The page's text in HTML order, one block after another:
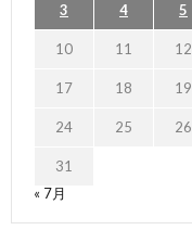
3 4 5
10 11 12
17 18 19
24 25 26
31
« 7月